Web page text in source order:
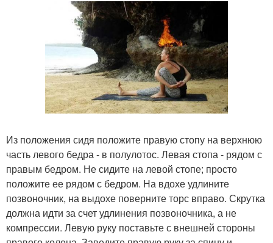
Из положения сидя положите правую стопу на верхнюю
часть левого бедра - в полулотос. Левая стопа - рядом с
правым бедром. Не сидите на левой стопе; просто
положите ее рядом с бедром. На вдохе удлините
позвоночник, на выдохе поверните торс вправо. Скрутка
должна идти за счет удлинения позвоночника, а не
компрессии. Левую руку поставьте с внешней стороны